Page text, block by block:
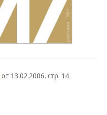
от 13.02.2006, стр. 14